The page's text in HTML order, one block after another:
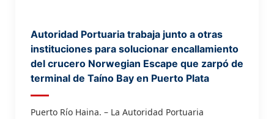
Autoridad Portuaria trabaja junto a otras
instituciones para solucionar encallamiento
del crucero Norwegian Escape que zarpó de
terminal de Taíno Bay en Puerto Plata
Puerto Río Haina. – La Autoridad Portuaria